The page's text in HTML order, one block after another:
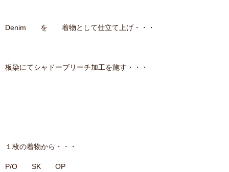
Denim を 着物として仕立て上げ・・・
板染にてシャドーブリーチ加工を施す・・・
１枚の着物から・・・
P/O SK OP